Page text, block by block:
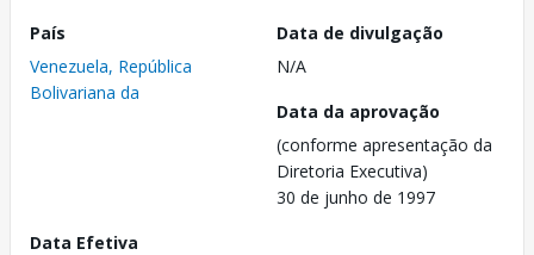
País
Venezuela, República
Bolivariana da
Data de divulgação
N/A
Data da aprovação
(conforme apresentação da
Diretoria Executiva)
30 de junho de 1997
Data Efetiva